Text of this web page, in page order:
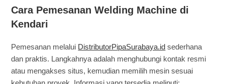
Cara Pemesanan Welding Machine di
Kendari
Pemesanan melalui DistributorPipaSurabaya.id sederhana
dan praktis. Langkahnya adalah menghubungi kontak resmi
atau mengakses situs, kemudian memilih mesin sesuai